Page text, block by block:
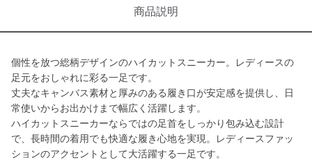
商品説明
個性を放つ総柄デザインのハイカットスニーカー。レディースの
足元をおしゃれに彩る一足です。
丈夫なキャンバス素材と厚みのある履き口が安定感を提供し、日
常使いからお出かけまで幅広く活躍します。
ハイカットスニーカーならではの足首をしっかり包み込む設計
で、長時間の着用でも快適な履き心地を実現。レディースファッ
ションのアクセントとして大活躍する一足です。